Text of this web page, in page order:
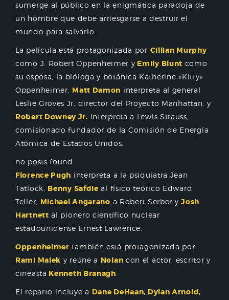
sumerge al público en la enigmática paradoja de
un hombre que debe arriesgarse a destruir el
mundo para salvarlo.
La película está protagonizada por Cillian Murphy
como J. Robert Oppenheimer y Emily Blunt como
su esposa, la bióloga y botánica Katherine «Kitty»
Oppenheimer. Matt Damon interpreta al general
Leslie Groves Jr, director del Proyecto Manhattan, y
Robert Downey Jr. interpreta a Lewis Strauss,
comisionado fundador de la Comisión de Energía
Atómica de Estados Unidos.
no posts found
Florence Pugh interpreta a la psiquiatra Jean
Tatlock, Benny Safdie al físico teórico Edward
Teller, Michael Angarano a Robert Serber yJosh
Hartnett al pionero científico nuclear
estadounidense Ernest Lawrence.
Oppenheimer también está protagonizada por
Rami Malek y reúne a Nolan con el actor, escritor y
cineasta Kenneth Branagh
El reparto incluye a Dane DeHaan, Dylan Arnold,